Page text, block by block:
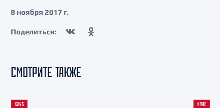
8 ноября 2017 г.
Поделиться:
СМОТРИТЕ ТАКЖЕ
КЛУБ КЛУБ